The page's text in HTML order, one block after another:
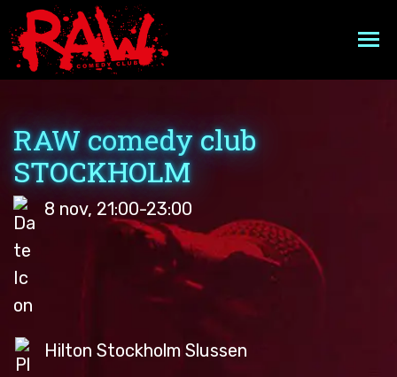
Hoppa
till
innehåll
A VERY RAW CHRISTMAS
MIDDAGSPAKET
FAKTA
FAQ
PRESENTKORT
RAW comedy club
STOCKHOLM
8 nov, 21:00-23:00
Hilton Stockholm Slussen